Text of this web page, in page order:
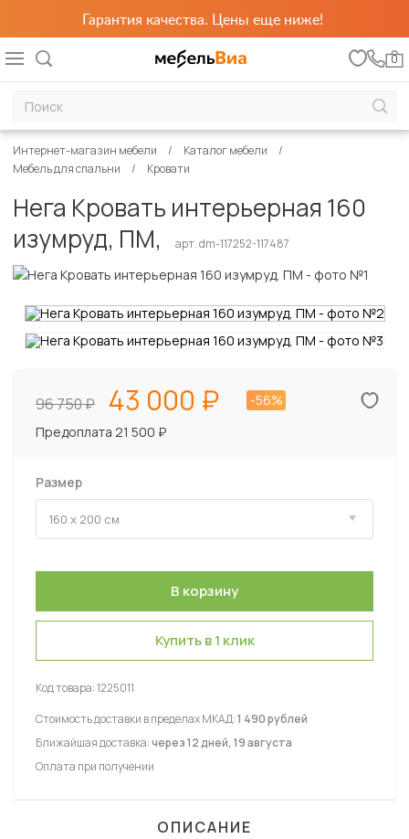
Гарантия качества. Цены еще ниже!
0
Интернет-магазин мебели
Каталог мебели
Мебель для спальни
Кровати
Нега Кровать интерьерная 160
изумруд, ПМ,
арт. dm-117252-117487
96 750 43 000
-56%
Предоплата 21 500 ₽
Размер
Купить в 1 клик
Код товара:1225011
Стоимость доставки в пределах МКАД:1 490 рублей
Ближайшая доставка:через 12 дней, 19 августа
Оплата при получении
ОПИСАНИЕ